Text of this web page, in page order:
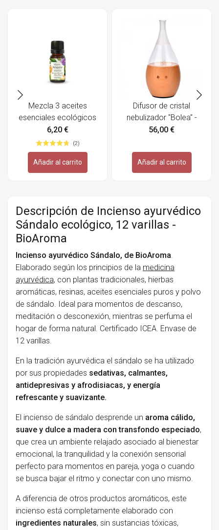
Mezcla 3 aceites
esenciales ecológicos
"Relajante" - Labiatae
6,20 €
(2)
Añadir al carrito
Difusor de cristal
nebulizador "Bolea" -
Zen Arome
56,00 €
Añadir al carrito
Descripción de Incienso ayurvédico
Sándalo ecológico, 12 varillas -
BioAroma
Incienso ayurvédico Sándalo, de BioAroma.
Elaborado según los principios de la medicina
ayurvédica, con plantas tradicionales, hierbas
aromáticas, resinas, aceites esenciales puros y polvo
de sándalo. Ideal para momentos de descanso,
meditación o desconexión, mientras se perfuma el
hogar de forma natural. Certificado ICEA. Envase de
12 varillas.
En la tradición ayurvédica el sándalo se ha utilizado
por sus propiedades sedativas, calmantes,
antidepresivas y afrodisiacas, y energía
refrescante y suavizante.
El incienso de sándalo desprende un aroma cálido,
suave y dulce a madera con transfondo especiado,
que crea un ambiente relajado asociado al bienestar
emocional, la tranquilidad y la conexión sensorial
perfecto para momentos en pareja, yoga o cuando
se busca bajar el ritmo y conectar con uno mismo.
A diferencia de otros productos aromáticos, este
incienso está completamente elaborado con
ingredientes naturales, sin sustancias tóxicas,